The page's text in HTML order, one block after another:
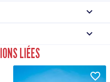
en traversant de
une montée conduit
à Bosson: point de vue.
et
LIÉES